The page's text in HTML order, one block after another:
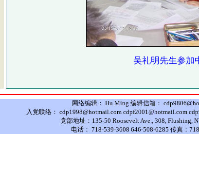
吴礼明先生参加
网络编辑： Hu Ming 编辑信箱：
入党联络： cdp1998@hotmail.com cdpf2001@hotmail.com
党部地址：135-50 Roosevelt Ave., 308, Flushing,
电话： 718-539-3608 646-508-6285 传真：